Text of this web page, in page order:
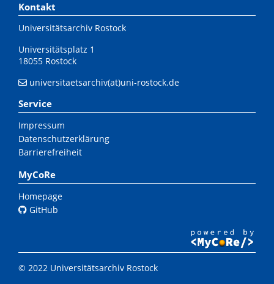
Kontakt
Universitätsarchiv Rostock
Universitätsplatz 1
18055 Rostock
universitaetsarchiv(at)uni-rostock.de
Service
Impressum
Datenschutzerklärung
Barrierefreiheit
MyCoRe
Homepage
GitHub
© 2022 Universitätsarchiv Rostock